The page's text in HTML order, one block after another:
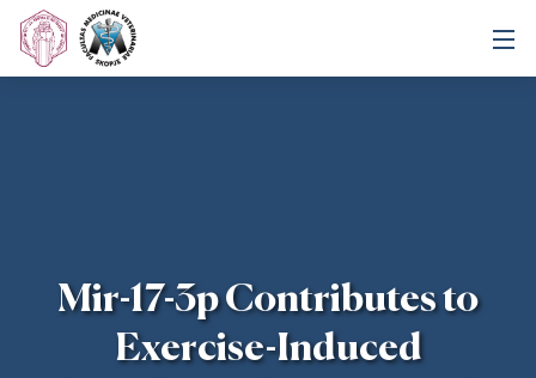
Mir-17-3p Contributes to
Exercise-Induced